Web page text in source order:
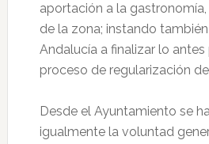
aportación a la
de la zona; instando
Andalucía a finalizar lo
proceso de regularización
Desde el Ayuntamiento se
igualmente la voluntad